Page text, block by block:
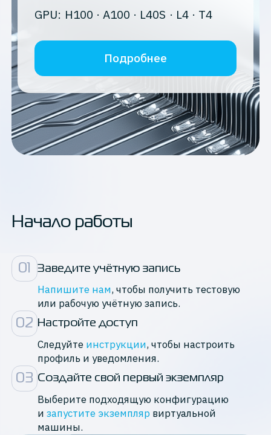
GPU: H100 · A100 · L40S · L4 · T4
Подробнее
Начало работы
0 Заведите учётную запись
Напишите нам, чтобы получить тестовую
или рабочую учётную запись.
02 Настройте доступ
Следуйте инструкции, чтобы настроить
профиль и уведомления.
03 Создайте свой первый экземпляр
Выберите подходящую конфигурацию
изапустите экземпляр виртуальной
машины.